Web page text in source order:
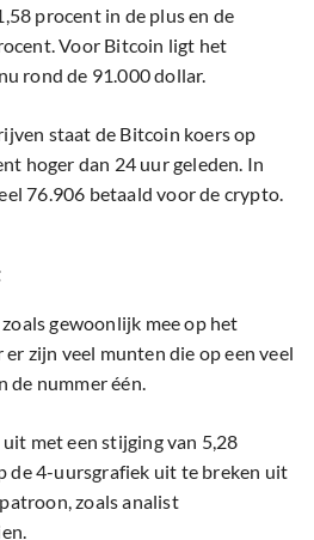
procent in de plus en de
Voor Bitcoin ligt het
rond de 91.000 dollar.
staat de Bitcoin koers op
hoger dan 24 uur geleden. In
76.906 betaald voor de crypto.
gewoonlijk mee op het
zijn veel munten die op een veel
de nummer één.
met een stijging van 5,28
de 4-uursgrafiek uit te breken uit
zoals analist